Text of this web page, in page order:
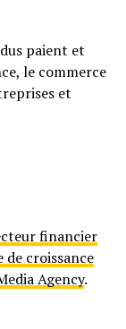
paient et
le commerce
et
financier
de croissance
Agency.